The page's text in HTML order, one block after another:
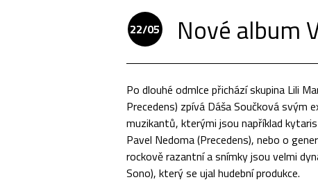
22/05 Nové album
Po dlouhé odmlce přichází skupina Lili
Precedens) zpívá Dáša Součková svým
muzikantů, kterými jsou například
Pavel Nedoma (Precedens), nebo o
rockově razantní a snímky jsou velmi
Sono), který se ujal hudební produkce.